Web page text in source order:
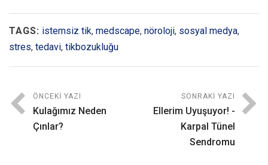
TAGS: istemsiz tik, medscape, nöroloji, sosyal medya,
stres, tedavi, tikbozukluğu
ÖNCEKI YAZI
Kulağımız Neden
Çınlar?
SONRAKI YAZI
Ellerim Uyuşuyor! -
Karpal Tünel
Sendromu